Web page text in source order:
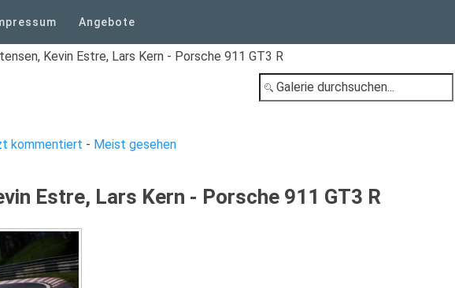
Angebote
Kevin Estre, Lars Kern - Porsche 911 GT3 R
kommentiert - Meist gesehen
Estre, Lars Kern - Porsche 911 GT3 R